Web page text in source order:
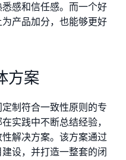
感和信任感。而一个好
产品加分，也能够更好
方案
制符合一致性原则的专
实践中不断总结经验，
解决方案。该方案通过
设，并打造一整套的闭